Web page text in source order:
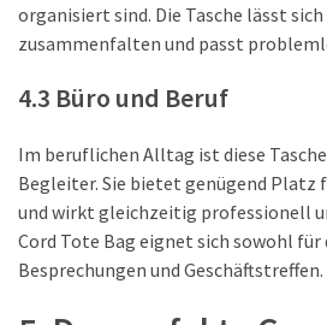
organisiert sind. Die Tasche lässt
zusammenfalten und passt
4.3 Büro und Beruf
Im beruflichen Alltag ist diese
Begleiter. Sie bietet genügend
und wirkt gleichzeitig professionell
Cord Tote Bag eignet sich sowohl für
Besprechungen und Geschäftstreffen.